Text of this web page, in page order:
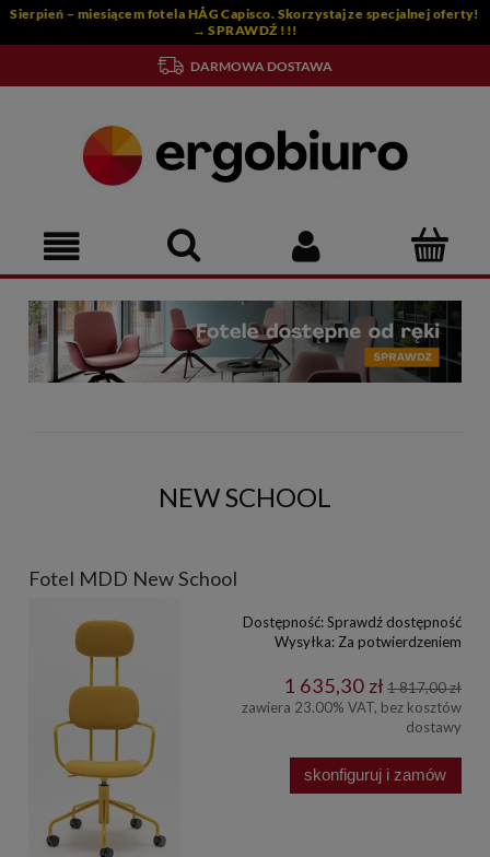
Sierpień – miesiącem fotela HÅG Capisco. Skorzystaj ze specjalnej oferty!
→ SPRAWDŹ !!!
DARMOWA DOSTAWA
NEW SCHOOL
Fotel MDD New School
Dostępność:Sprawdź dostępność
Wysyłka: Za potwierdzeniem
1 635,30 zł 1 817,00 zł
zawiera 23.00% VAT, bez kosztów
dostawy
skonfiguruj i zamów